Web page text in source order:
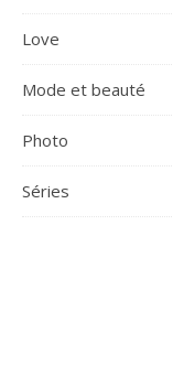
Love
Mode et beauté
Photo
Séries